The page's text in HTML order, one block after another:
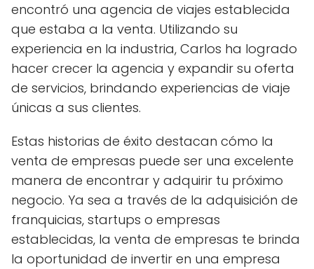
encontró una agencia de viajes establecida
que estaba a la venta. Utilizando su
experiencia en la industria, Carlos ha logrado
hacer crecer la agencia y expandir su oferta
de servicios, brindando experiencias de viaje
únicas a sus clientes.
Estas historias de éxito destacan cómo la
venta de empresas puede ser una excelente
manera de encontrar y adquirir tu próximo
negocio. Ya sea a través de la adquisición de
franquicias, startups o empresas
establecidas, la venta de empresas te brinda
la oportunidad de invertir en una empresa